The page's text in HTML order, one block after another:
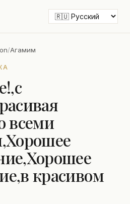
/Агамим
всеми
красивом